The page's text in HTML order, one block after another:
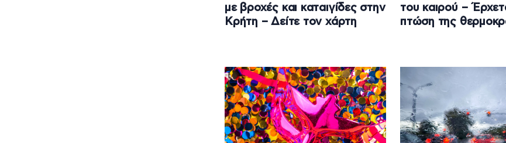
με βροχές και καταιγίδες στην
Κρήτη – Δείτε τον χάρτη
του καιρού –
πτώση της